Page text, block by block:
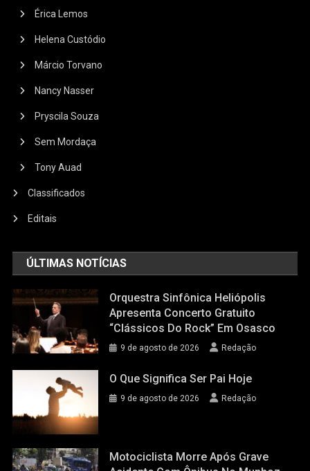
Érica Lemos
Helena Custódio
Márcio Torvano
Nancy Nasser
Pryscila Souza
Sem Mordaça
Tony Auad
Classificados
Editais
ÚLTIMAS NOTÍCIAS
Orquestra Sinfônica Heliópolis
Apresenta Concerto Gratuito
“Clássicos Do Rock” Em Osasco
9 de agosto de 2026 Redação
O Que Significa Ser Pai Hoje
9 de agosto de 2026 Redação
Motociclista Morre Após Grave